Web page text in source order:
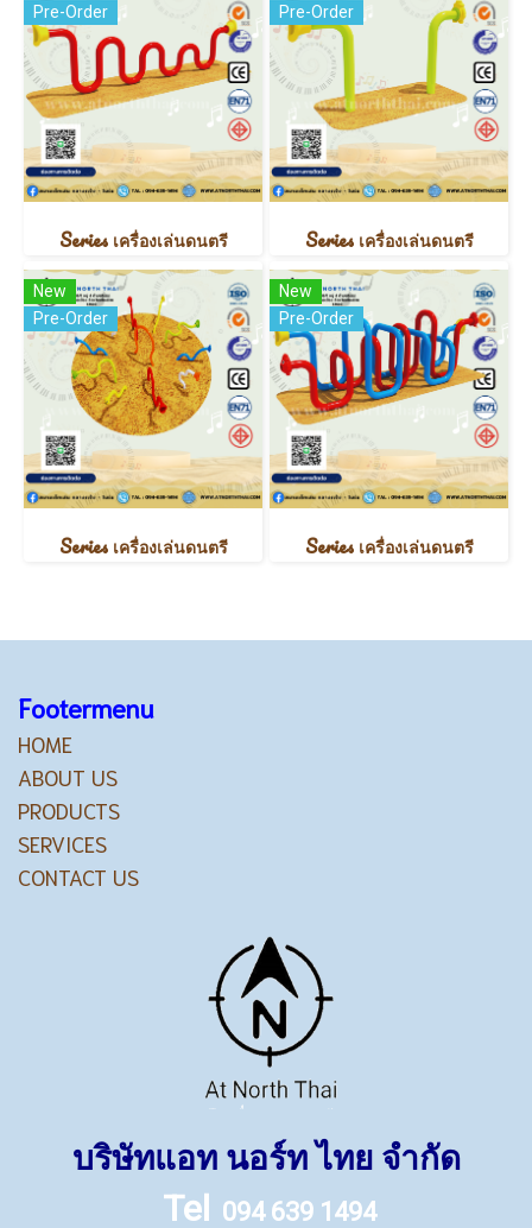
Pre-Order
Series เครื่องเล่นดนตรี
Pre-Order
Series เครื่องเล่นดนตรี
New
Pre-Order
Series เครื่องเล่นดนตรี
New
Pre-Order
Series เครื่องเล่นดนตรี
Footermenu
HOME
ABOUT US
PRODUCTS
SERVICES
CONTACT US
บริษัทแอท นอร์ท ไทย จำกัด
Tel 094 639 1494